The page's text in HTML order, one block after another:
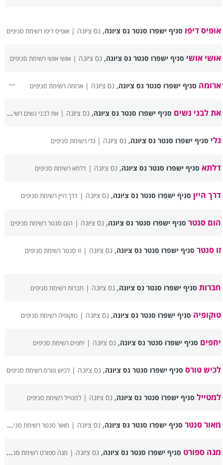
אופיס דיפו סניף ישפרו סנטר נס ציונה, נס ציונה |אופיס דיפו רשימת סניפים
אושי אושי סניף ישפרו סנטר נס ציונה, נס ציונה |אושי אושי רשימת סניפים
ארומה סניף ישפרו סנטר נס ציונה, נס ציונה |ארומה רשימת סניפים
את לבני נשים סניף ישפרו סנטר נס ציונה, נס ציונה |את לבני נשים רשימת סניפים
גלי סניף ישפרו סנטר נס ציונה, נס ציונה |גלי רשימת סניפים
דלתא סניף ישפרו סנטר נס ציונה, נס ציונה | דלתא רשימת סניפים
דרך היין סניף ישפרו סנטר נס ציונה, נס ציונה | דרך היין רשימת סניפים
הום סנטר סניף ישפרו סנטר נס ציונה, נס ציונה | הום סנטר רשימת סניפים
זו סנטר סניף ישפרו סנטר נס ציונה, נס ציונה |זו סנטר רשימת סניפים
חברות סניף ישפרו סנטר נס ציונה, נס ציונה | חברות רשימת סניפים
טוקופיה סניף ישפרו סנטר נס ציונה, נס ציונה |טוקופיה רשימת סניפים
יחפים סניף ישפרו סנטר נס ציונה, נס ציונה | יחפים רשימת סניפים
לכיש טורס סניף ישפרו סנטר נס ציונה, נס ציונה |לכיש טורס רשימת סניפים
למטייל סניף ישפרו סנטר נס ציונה, נס ציונה |למטייל רשימת סניפים
מאור סנטר סניף ישפרו סנטר נס ציונה, נס ציונה | מאור סנטר רשימת סניפים
מגה ספורט סניף ישפרו סנטר נס ציונה, נס ציונה | מגה ספורט רשימת סניפים